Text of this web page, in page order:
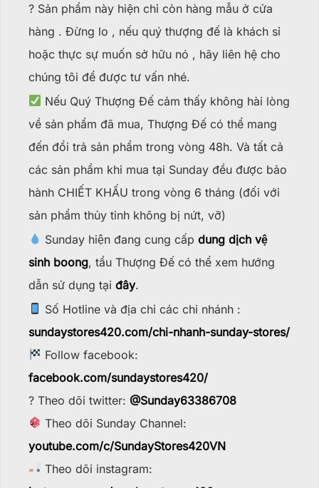
? Sản phẩm này hiện chỉ còn hàng mẫu ở cửa
hàng . Đừng lo , nếu quý thượng đế là khách sỉ
hoặc thực sự muốn sở hữu nó , hãy liên hệ cho
chúng tôi để được tư vấn nhé.
Nếu Quý Thượng Đế cảm thấy không hài lòng
về sản phẩm đã mua, Thượng Đế có thể mang
đến đổi trả sản phẩm trong vòng 48h. Và tất cả
các sản phẩm khi mua tại Sunday đều được bảo
hành CHIẾT KHẤU trong vòng 6 tháng (đối với
sản phẩm thủy tinh không bị nứt, vỡ)
Sunday hiện đang cung cấpdung dịch vệ
sinh boong, tẩu Thượng Đế có thể xem hướng
dẫn sử dụng tại đây.
Số Hotline và địa chỉ các chi nhánh :
sundaystores420.com/chi-nhanh-sunday-stores/
Follow facebook:
facebook.com/sundaystores420/
? Theo dõi twitter: @Sunday63386708
Theo dõi Sunday Channel:
youtube.com/c/SundayStores420VN
Theo dõi instagram: